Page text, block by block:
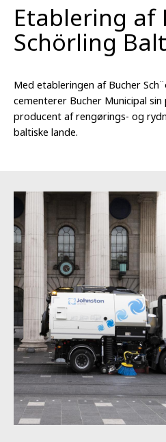
Etablering af
Schörling
Med etableringen af Bucher
cementerer Bucher Municipal
producent af rengørings- og
baltiske lande.